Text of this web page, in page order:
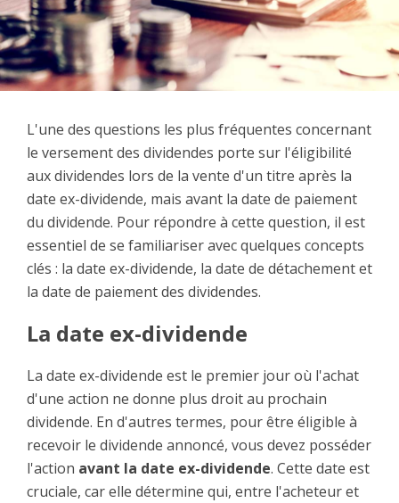
L'une des questions les plus fréquentes concernant
le versement des dividendes porte sur l'éligibilité
aux dividendes lors de la vente d'un titre après la
date ex-dividende, mais avant la date de paiement
du dividende. Pour répondre à cette question, il est
essentiel de se familiariser avec quelques concepts
clés : la date ex-dividende, la date de détachement et
la date de paiement des dividendes.
La date ex-dividende
La date ex-dividende est le premier jour où l'achat
d'une action ne donne plus droit au prochain
dividende. En d'autres termes, pour être éligible à
recevoir le dividende annoncé, vous devez posséder
l'action avant la date ex-dividende. Cette date est
cruciale, car elle détermine qui, entre l'acheteur et